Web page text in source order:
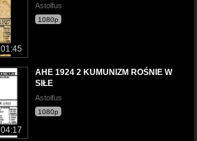
01:45
Astolfus
1080p
04:17
AHE 1924 2 KUMUNIZM ROŚNIE W
SIŁE
Astolfus
1080p